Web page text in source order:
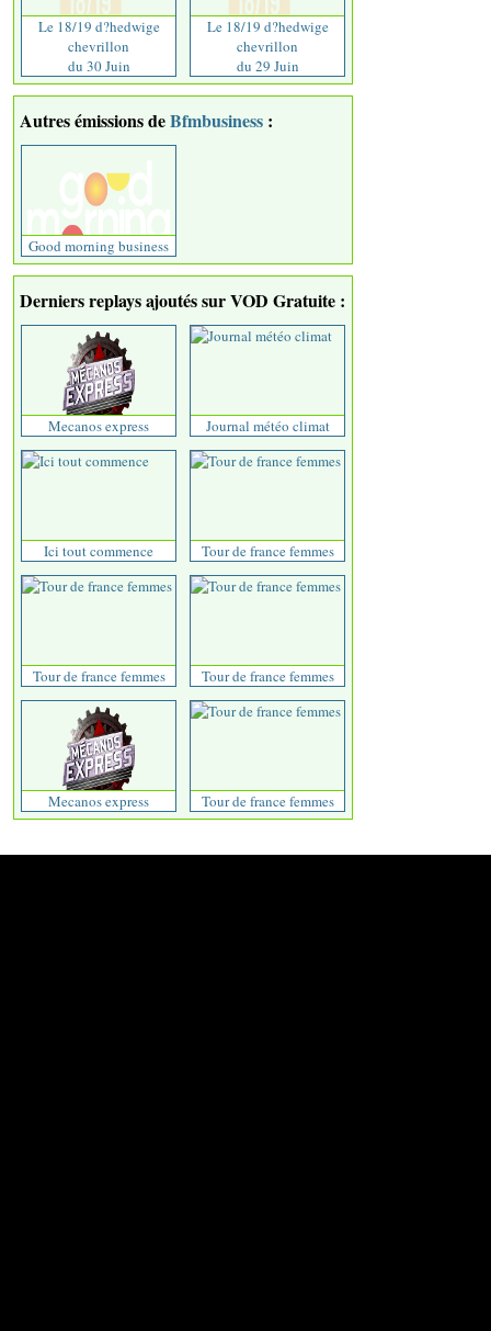
Le 18/19 d?hedwige
chevrillon
du 30 Juin
Le 18/19 d?hedwige
chevrillon
du 29 Juin
Autres émissions deBfmbusiness :
Good morning business
Derniers replays ajoutés sur VOD Gratuite :
Mecanos express Journal météo climat
Ici tout commence Tour de france femmes
Tour de france femmes Tour de france femmes
Mecanos express Tour de france femmes